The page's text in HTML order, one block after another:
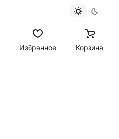
Избранное Корзина